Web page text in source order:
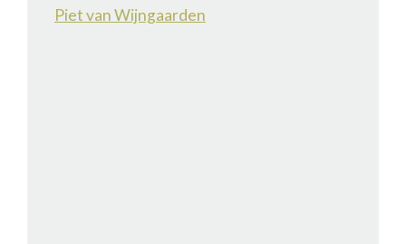
Piet van Wijngaarden